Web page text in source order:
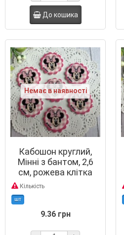
До кошика
Немає в наявності
Кабошон круглий,
Мінні з бантом, 2,6
см, рожева клітка
Кількість
шт
9.36 грн